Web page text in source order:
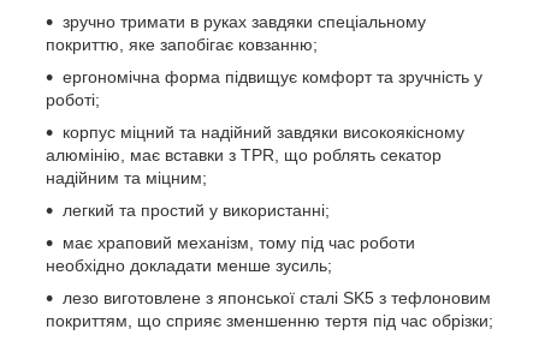
зручно тримати в руках завдяки спеціальному
покриттю, яке запобігає ковзанню;
ергономічна форма підвищує комфорт та зручність у
роботі;
корпус міцний та надійний завдяки високоякісному
алюмінію, має вставки з TPR, що роблять секатор
надійним та міцним;
легкий та простий у використанні;
має храповий механізм, тому під час роботи
необхідно докладати менше зусиль;
лезо виготовлене з японської сталі SK5 з тефлоновим
покриттям, що сприяє зменшенню тертя під час обрізки;